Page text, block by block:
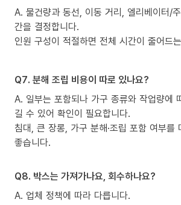
A. 물건량과 동선, 이동 거리, 엘리베이터/
간을 결정합니다.
인원 구성이 적절하면 전체 시간이 줄어드
Q7. 분해 조립 비용이 따로 있나요?
A. 일부는 포함되나 가구 종류와 작업량에
길 수 있어 확인이 필요합니다.
침대, 큰 장롱, 가구 분해·조립 포함 여부를
좋습니다.
Q8. 박스는 가져가나요, 회수하나요?
A. 업체 정책에 따라 다릅니다.